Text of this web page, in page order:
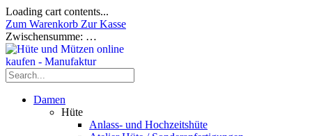
Loading cart contents...
Zum Warenkorb Zur Kasse
Zwischensumme: …
Damen
Hüte
Anlass- und Hochzeitshüte